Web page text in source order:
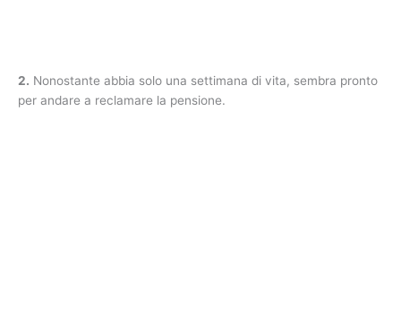
2. Nonostante abbia solo una settimana di vita, sembra pronto
per andare a reclamare la pensione.